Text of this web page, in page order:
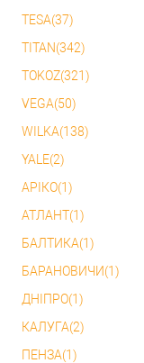
TESA(37)
TITAN(342)
TOKOZ(321)
VEGA(50)
WILKA(138)
YALE(2)
АРІКО(1)
АТЛАНТ(1)
БАЛТИКА(1)
БАРАНОВИЧИ(1)
ДНІПРО(1)
КАЛУГА(2)
ПЕНЗА(1)